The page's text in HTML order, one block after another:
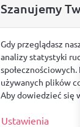
Szanujemy
Gdy przeglądasz
analizy statystyki
używanych plików
Aby dowiedzieć się
Ustawienia